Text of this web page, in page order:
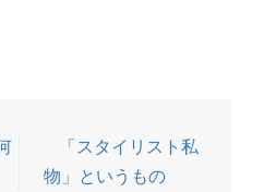
「スタイリスト私
物」というもの